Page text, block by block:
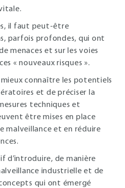
il faut peut-être
parfois profondes, qui ont
menaces et sur les voies
« nouveaux risques ».
mieux connaître les potentiels
et de préciser la
techniques et
être mises en place
malveillance et en réduire
d’introduire, de manière
industrielle et de
qui ont émergé